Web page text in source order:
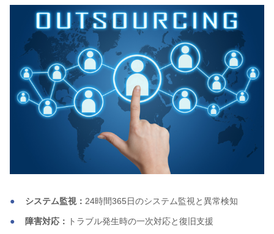
システム監視： 24時間365日のシステム監視と異常検知
障害対応： トラブル発生時の一次対応と復旧支援